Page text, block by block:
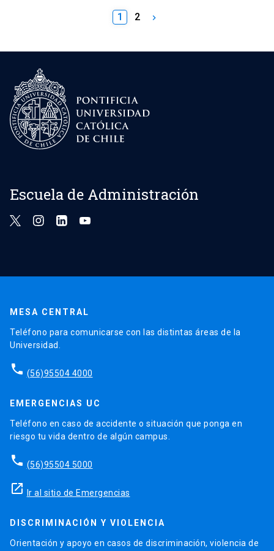
1 2 keyboard_arrow_right
Escuela de Administración
MESA CENTRAL
Teléfono para comunicarse con las distintas áreas de la
Universidad.
phone (56)95504 4000
EMERGENCIAS UC
Teléfono en caso de accidente o situación que ponga en
riesgo tu vida dentro de algún campus.
phone (56)95504 5000
launch Ir al sitio de Emergencias
DISCRIMINACIÓN Y VIOLENCIA
Orientación y apoyo en casos de discriminación, violencia de